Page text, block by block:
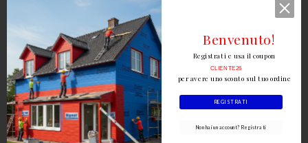
Scrivi la tua recensione REGISTRATI
Non hai un account? Registrati
Registrati e usa il coupon
per avere uno sconto sul tuo ordine
CLIENTE26
Benvenuto!